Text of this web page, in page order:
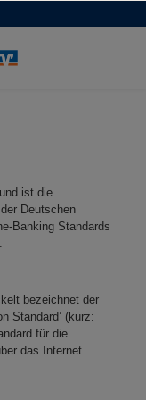
ist die
Deutschen
Banking Standards
bezeichnet der
Standard’ (kurz:
für die
das Internet.